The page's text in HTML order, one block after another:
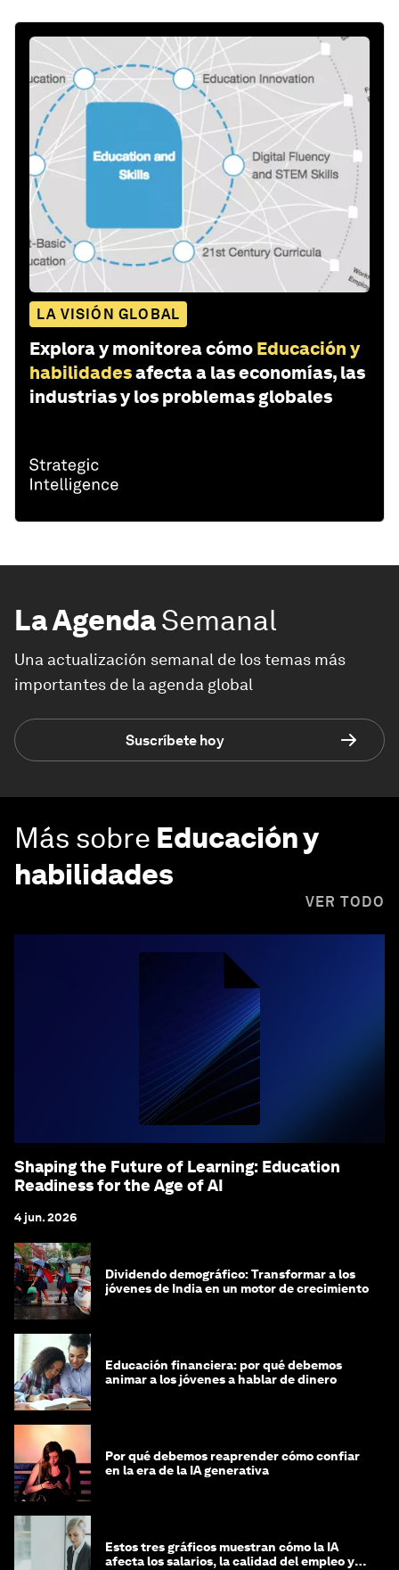
LA VISIÓN GLOBAL
Explora y monitorea cómo Educación y
habilidadesafecta a las economías, las
industrias y los problemas globales
La AgendaSemanal
Una actualización semanal de los temas más
importantes de la agenda global
Suscríbete hoy
Más sobre Educación y
habilidades
VER TODO
Shaping the Future of Learning: Education
Readiness for the Age of AI
4 jun. 2026
Dividendo demográfico: Transformar a los
jóvenes de India en un motor de crecimiento
Educación financiera: por qué debemos
animar a los jóvenes a hablar de dinero
Por qué debemos reaprender cómo confiar
en la era de la IA generativa
Estos tres gráficos muestran cómo la IA
afecta los salarios, la calidad del empleo y